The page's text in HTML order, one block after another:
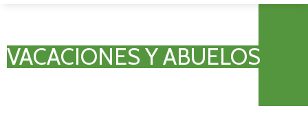
VACACIONES Y ABUELOS